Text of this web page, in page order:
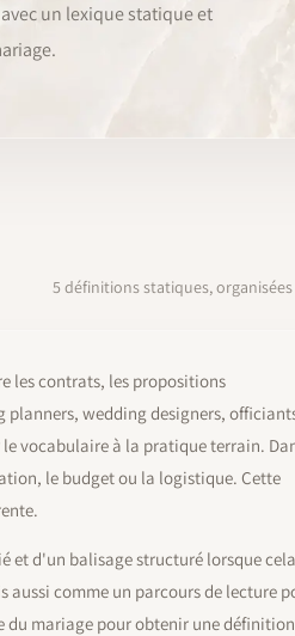
un lexique statique et
5 définitions statiques,
les contrats, les propositions
planners, wedding designers,
vocabulaire à la pratique terrain.
le budget ou la logistique. Cette
et d'un balisage structuré lorsque cela
aussi comme un parcours de lecture
du mariage pour obtenir une définition